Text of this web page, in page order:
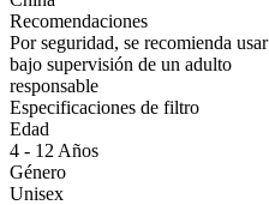
Recomendaciones
Por seguridad, se recomienda usar
bajo supervisión de un adulto
responsable
Especificaciones de filtro
Edad
4 - 12 Años
Género
Unisex